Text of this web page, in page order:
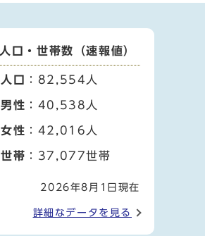
人口・世帯数（速報値）
人口 ：82,554人
男性 ：40,538人
女性 ：42,016人
世帯 ：37,077世帯
2026年8月1日現在
詳細なデータを見る